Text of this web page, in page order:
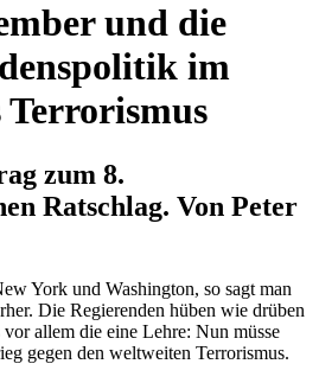
und die
im
Terrorismus
zum 8.
Ratschlag. Von Peter
York und Washington, so sagt man
Die Regierenden hüben wie drüben
allem die eine Lehre: Nun müsse
gegen den weltweiten Terrorismus.